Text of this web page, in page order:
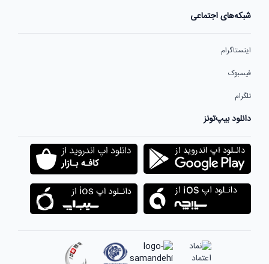
شبکه‌های اجتماعی
اینستاگرام
فیسبوک
تلگرام
دانلود بیپ‌تونز